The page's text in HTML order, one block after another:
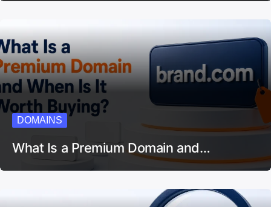
DOMAINS
What Is a Premium Domain and…